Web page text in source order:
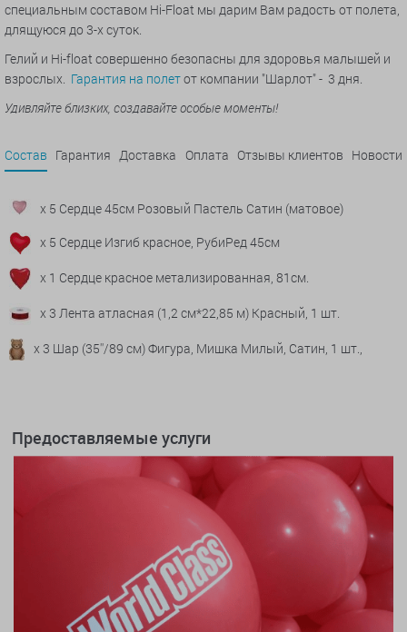
специальным составом Hi-Float мы дарим Вам радость от полета,
длящуюся до 3-х суток.
Гелий и Hi-float совершенно безопасны для здоровья малышей и
взрослых. Гарантия на полетот компании "Шарлот" - 3 дня.
Удивляйте близких, создавайте особые моменты!
Состав Гарантия Доставка Оплата Отзывы клиентов Новости
x 5 Сердце 45см Розовый Пастель Сатин (матовое)
x 5 Сердце Изгиб красное, РубиРед 45см
x 1 Сердце красное метализированная, 81см.
x 3 Лента атласная (1,2 см*22,85 м) Красный, 1 шт.
x 3 Шар (35''/89 см) Фигура, Мишка Милый, Сатин, 1 шт.,
Предоставляемые услуги